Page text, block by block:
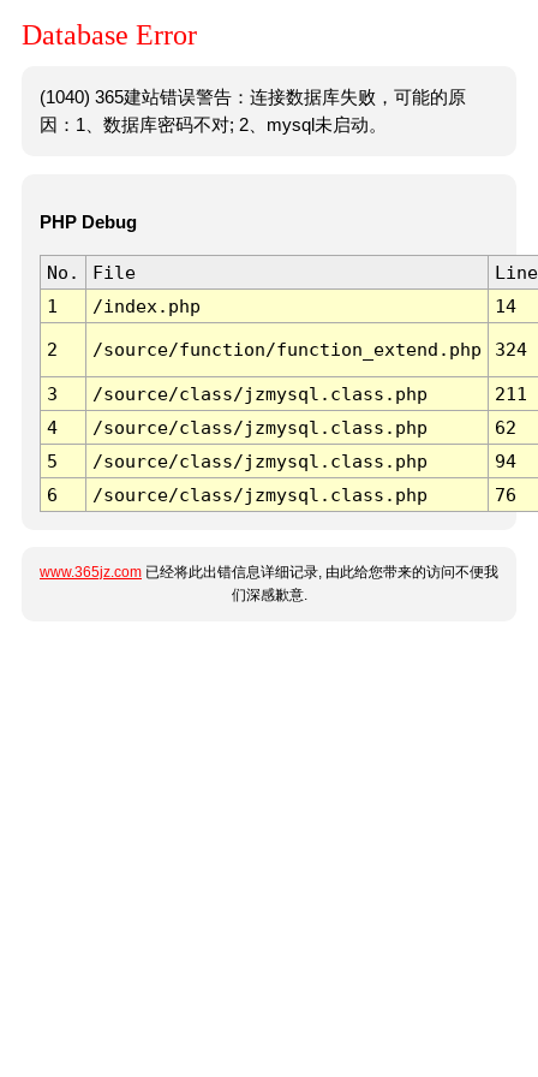
Database Error
(1040) 365建站错误警告：连接数据库失败，可能的原
因：1、数据库密码不对; 2、mysql未启动。
PHP Debug
No. File
Line
1
/index.php 14
2 /source/function/function_extend.php 324
3 /source/class/jzmysql.class.php
211
4
/source/class/jzmysql.class.php
62
5
/source/class/jzmysql.class.php
94
6
/source/class/jzmysql.class.php 76
www.365jz.com 已经将此出错信息详细记录, 由此给您带来的访问不便我
们深感歉意.